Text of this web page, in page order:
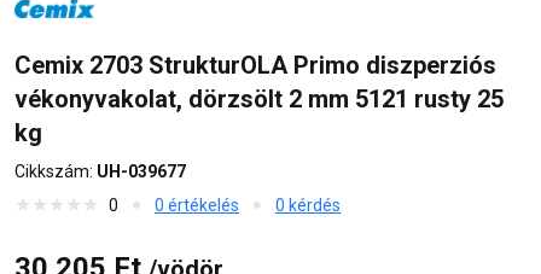
Cemix 2703 StrukturOLA Primo diszperziós
vékonyvakolat, dörzsölt 2 mm 5121 rusty 25
kg
Cikkszám: UH-039677
0
0 értékelés 0 kérdés